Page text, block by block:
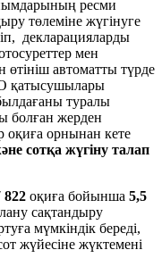
ресми
төлеміне жүгінуге
декларацияларды
мен
өтініш автоматты түрде
қатысушылары
туралы
болған жерден
оқиға орнынан кете
сотқа жүгіну талап
822 оқиға бойынша 5,5
сақтандыру
мүмкіндік береді,
жүйесіне жүктемені